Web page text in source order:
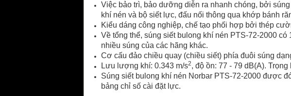
Việc bảo trì, bảo dưỡng diễn ra nhanh chóng, bởi
khí nén và bộ siết lực, đấu nối thông qua khớp bánh
Kiểu dáng công nghiệp, chế tạo phối hợp bởi thép
Về tổng thể, súng siết bulong khí nén PTS-72-2000
nhiều súng của các hãng khác.
Cơ cấu đảo chiều quay (chiều siết) phía đuôi súng
Lưu lượng khí: 0.343 m/s2, độ ồn: 77 - 79 dB(A).
Súng siết bulong khí nén Norbar PTS-72-2000 được
bảng chỉ số cài đặt lực.